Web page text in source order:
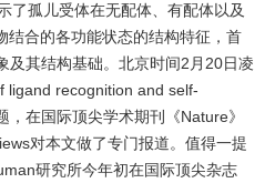
了孤儿受体在无配体、有配体以及
结合的各功能状态的结构特征，首
及其结构基础。北京时间2月20日凌
ligand recognition and self-
在国际顶尖学术期刊《Nature》
对本文做了专门报道。值得一提
研究所今年初在国际顶尖杂志